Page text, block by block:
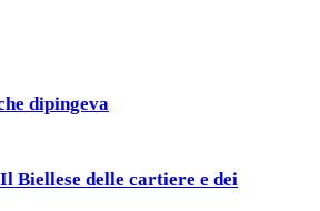
dipingeva
Biellese delle cartiere e dei